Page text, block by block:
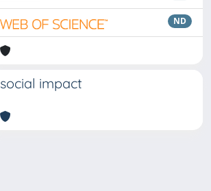
ND
social impact